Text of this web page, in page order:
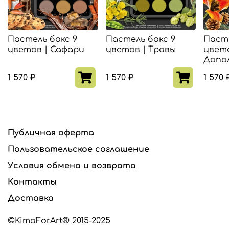
материала, он отлично защищает пастель
не только при транспортировке, но и во
время использования, при случайном падении.
Бокс упакован в стильный шубер из плотного
картона с приятным покрытием soft-touch.
хранении и транспортировке пастели.
Пастель бокс 9
цветов | Сафари
1 570 ₽
Пастель бокс 9
цветов | Травы
1 570 ₽
1 570
Публичная оферта
Пользовательское соглашение
Условия обмена и возврата
Контакты
Доставка
©KimaForArt® 2015-2025